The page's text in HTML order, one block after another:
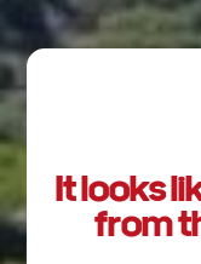
It looks
from